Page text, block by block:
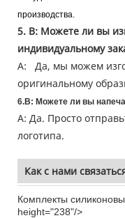
производства.
5. В: Можете ли вы
индивидуальному
А:
Да, мы можем
оригинальному
6.В: Можете ли вы
А: Да. Просто
логотипа.
Как с нами
Комплекты
height="238"/>